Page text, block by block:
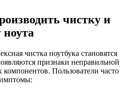
чистку и
чистка ноутбука становятся
признаки неправильной
компонентов. Пользователи часто